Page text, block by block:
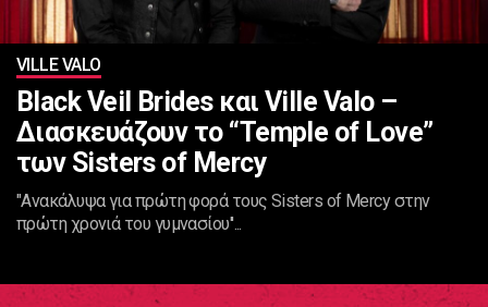
VILLE VALO
Black Veil Brides και Ville Valo –
Διασκευάζουν το “Temple of Love”
των Sisters of Mercy
"Ανακάλυψα για πρώτη φορά τους Sisters of Mercy στην
πρώτη χρονιά του γυμνασίου''...